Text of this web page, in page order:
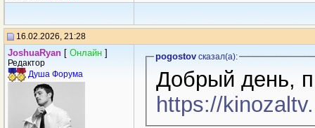
16.02.2026, 21:28
JoshuaRyan [ Онлайн ]
Редактор
Душа Форума
pogostovсказал(a):
Добрый день,
https://